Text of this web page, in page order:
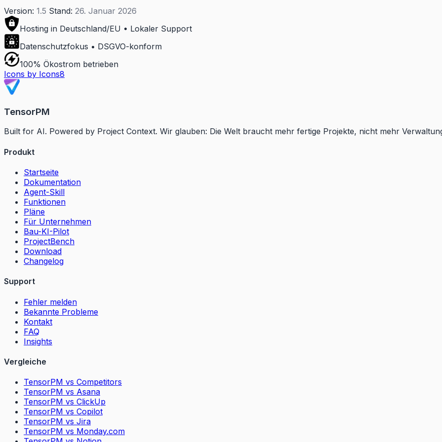
Version: 1.5 Stand: 26. Januar 2026
Hosting in Deutschland/EU • Lokaler Support
Datenschutzfokus • DSGVO-konform
100% Ökostrom betrieben
Icons by Icons8
TensorPM
Built for AI. Powered by Project Context. Wir glauben: Die Welt braucht mehr fertige Projekte, nicht mehr
Produkt
Startseite
Dokumentation
Agent-Skill
Funktionen
Pläne
Für Unternehmen
Bau-KI-Pilot
ProjectBench
Download
Changelog
Support
Fehler melden
Bekannte Probleme
Kontakt
FAQ
Insights
Vergleiche
TensorPM vs Competitors
TensorPM vs Asana
TensorPM vs ClickUp
TensorPM vs Copilot
TensorPM vs Jira
TensorPM vs Monday.com